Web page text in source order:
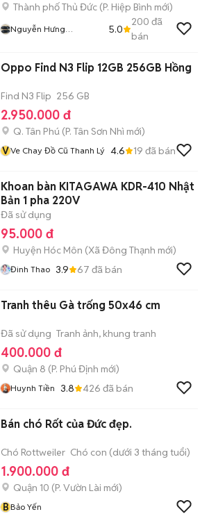
Thành phố Thủ Đức (P. Hiệp Bình mới)
Nguyễn Hưng
5.0
200 đã
bán
Oppo Find N3 Flip 12GB 256GB Hồng
Find N3 Flip 256 GB
2.950.000 đ
Q. Tân Phú (P. Tân Sơn Nhì mới)
VVe Chay Đồ Cũ Thanh Lý 4.6 19 đã bán
Khoan bàn KITAGAWA KDR-410 Nhật
Bản 1 pha 220V
Đã sử dụng
95.000 đ
Huyện Hóc Môn (Xã Đông Thạnh mới)
Đinh Thao 3.9 67 đã bán
Tranh thêu Gà trống 50x46 cm
Đã sử dụng Tranh ảnh, khung tranh
400.000 đ
Quận 8 (P. Phú Định mới)
Huynh Tiền 3.8 426 đã bán
Bán chó Rốt của Đức đẹp.
Chó Rottweiler Chó con (dưới 3 tháng tuổi)
1.900.000 đ
Quận 10 (P. Vườn Lài mới)
BBảo Yến